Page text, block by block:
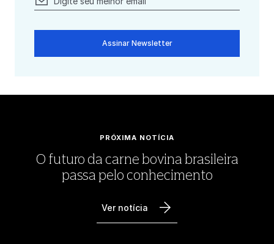
Assinar Newsletter
PRÓXIMA NOTÍCIA
O futuro da carne bovina brasileira
passa pelo conhecimento
Ver notícia